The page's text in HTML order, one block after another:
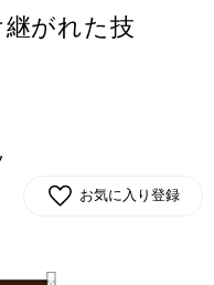
がれた技
お気に入り登録